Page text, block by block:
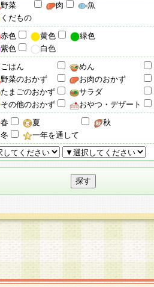
野菜 肉
魚
くだもの
赤色 黄色
緑色
紫色
白色
ごはん
めん
野菜のおかず
お肉のおかず
たまごのおかず
サラダ
その他のおかず
おやつ・デザート
春 夏
秋
冬
一年を通して